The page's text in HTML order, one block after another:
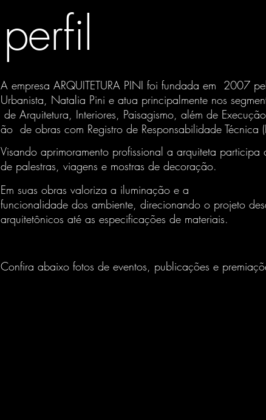
perfil
Visando aprimoramento profissional a arquiteta participa
de palestras, viagens e mostras de decoração.
Confira abaixo fotos de eventos, publicações e
A empresa ARQUITETURA PINI foi fundada em 2007
Urbanista, Natalia Pini e atua principalmente nos
de Arquitetura, Interiores, Paisagismo, além de
ão de obras com Registro de Responsabilidade Técnica
Em suas obras valoriza a iluminação e a
funcionalidade dos ambiente, direcionando o projeto
arquitetônicos até as especificações de materiais.